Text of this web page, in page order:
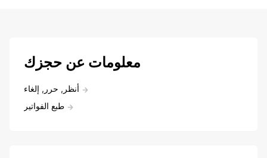
معلومات عن حجزك
أنظر, حرر, إلغاء
طبع الفواتير